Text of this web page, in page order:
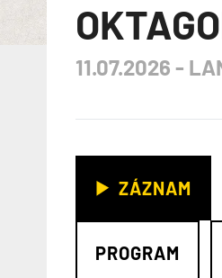
11.07.2026 -
ZÁZNAM
PROGRAM